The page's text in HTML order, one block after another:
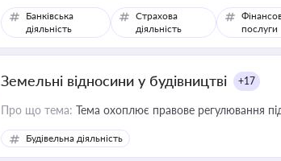
Банківська
діяльність
Страхова
діяльність
послуги
Земельні відносини у будівництві +17
Про що тема: Тема охоплює правове регулювання
Будівельна діяльність